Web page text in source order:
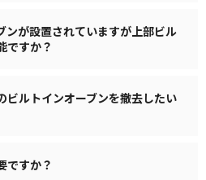
ンが設置されていますが上部ビル
ですか？
ビルトインオーブンを撤去したい
ですか？